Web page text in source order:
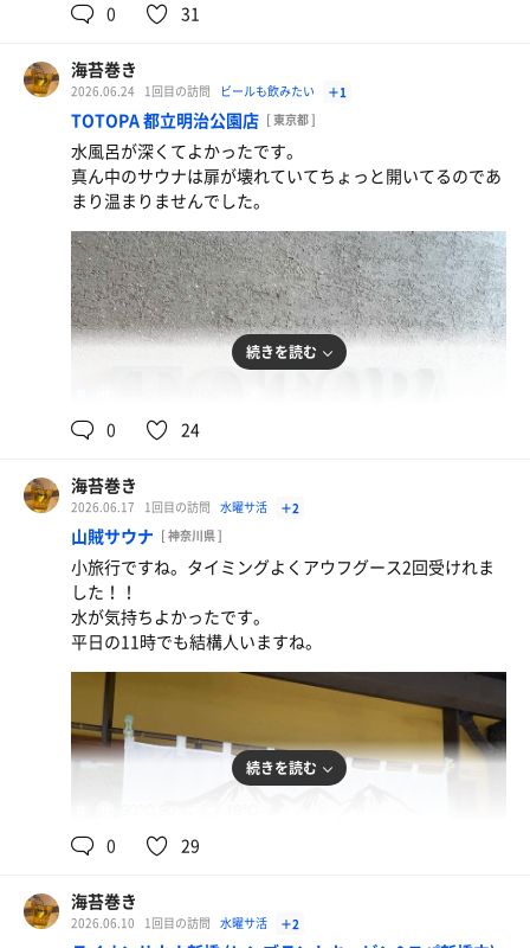
食べる前に撮るの忘れたので完食後
ラーメン
浄水器
0 31
海苔巻き
2026.06.24 1回目の訪問 ビールも飲みたい ＋1
TOTOPA 都立明治公園店 [ 東京都 ]
水風呂が深くてよかったです。
真ん中のサウナは扉が壊れていてちょっと開いてるのであ
まり温まりませんでした。
ランプ1ポンド
続きを読む
0 24
海苔巻き
2026.06.17 1回目の訪問 水曜サ活 ＋2
山賊サウナ [ 神奈川県 ]
小旅行ですね。タイミングよくアウフグース2回受けれま
した！！
水が気持ちよかったです。
平日の11時でも結構人いますね。
続きを読む
0 29
海苔巻き
2026.06.10 1回目の訪問 水曜サ活 ＋2